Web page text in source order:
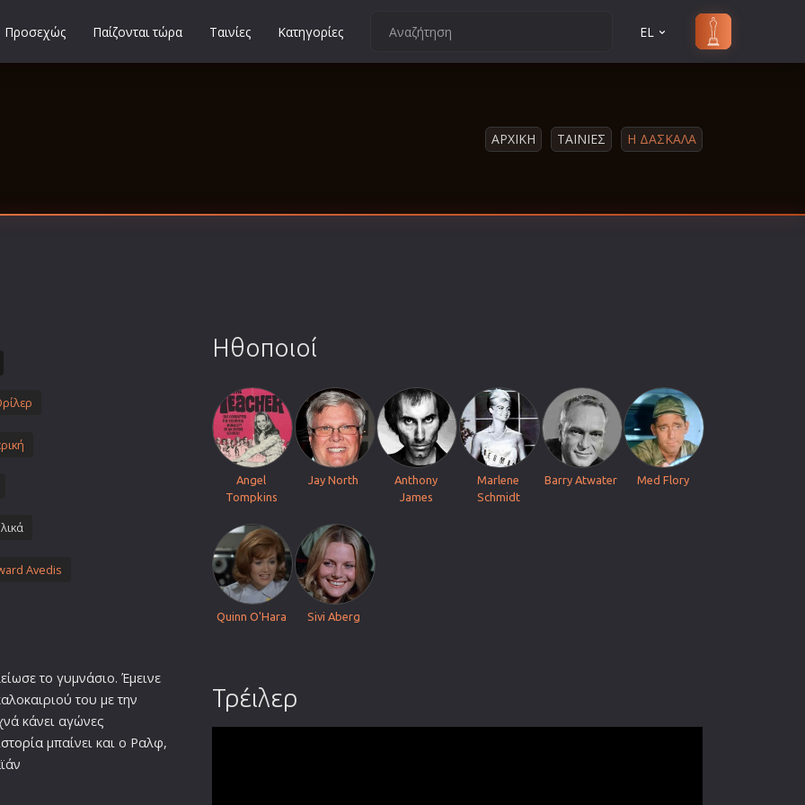
Προσεχώς Παίζονται τώρα Ταινίες Κατηγορίες EL
ΑΡΧΙΚΗ ΤΑΙΝΙΕΣ Η ΔΑΣΚΑΛΑ
Avedis
το γυμνάσιο. Έμεινε
του με την
κάνει αγώνες
μπαίνει και ο Ραλφ,
Ηθοποιοί
Angel
Tompkins
Jay North
Anthony
James
Marlene
Schmidt
Barry Atwater Med Flory
Quinn O'Hara Sivi Aberg
Τρέιλερ